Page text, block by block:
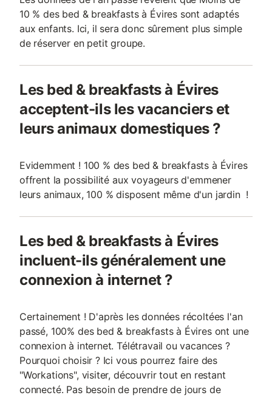
10 % des bed & breakfasts à Évires sont adaptés
aux enfants. Ici, il sera donc sûrement plus simple
de réserver en petit groupe.
Les bed & breakfasts à Évires
acceptent-ils les vacanciers et
leurs animaux domestiques ?
Evidemment ! 100 % des bed & breakfasts à Évires
offrent la possibilité aux voyageurs d'emmener
leurs animaux, 100 % disposent même d'un jardin !
Les bed & breakfasts à Évires
incluent-ils généralement une
connexion à internet ?
Certainement ! D'après les données récoltées l'an
passé, 100% des bed & breakfasts à Évires ont une
connexion à internet. Télétravail ou vacances ?
Pourquoi choisir ? Ici vous pourrez faire des
"Workations", visiter, découvrir tout en restant
connecté. Pas besoin de prendre de jours de